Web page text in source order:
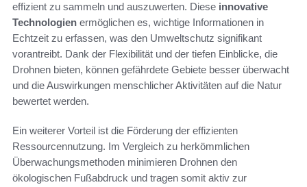
effizient zu sammeln und auszuwerten. Diese innovative
Technologien ermöglichen es, wichtige Informationen in
Echtzeit zu erfassen, was den Umweltschutz signifikant
vorantreibt. Dank der Flexibilität und der tiefen Einblicke, die
Drohnen bieten, können gefährdete Gebiete besser überwacht
und die Auswirkungen menschlicher Aktivitäten auf die Natur
bewertet werden.
Ein weiterer Vorteil ist die Förderung der effizienten
Ressourcennutzung. Im Vergleich zu herkömmlichen
Überwachungsmethoden minimieren Drohnen den
ökologischen Fußabdruck und tragen somit aktiv zur